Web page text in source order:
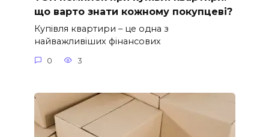
що варто знати кожному покупцеві?
Купівля квартири – це одна з
найважливіших фінансових
0 3